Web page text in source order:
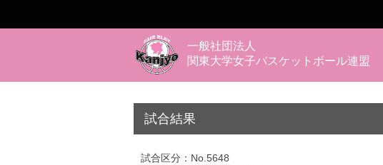
一般社団法人
関東大学女子バスケットボール連盟
試合結果
試合区分：No.5648